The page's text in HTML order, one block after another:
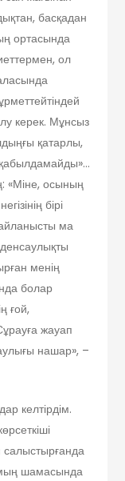
басқадан
ортасында
ол
керек. Мұнсыз
қатарлы,
қабылдамайды»…
«Міне, осының
бірі
ма
менің
болар
ғой,
жауап
нашар», –
келтірдім.
салыстырғанда
шамасында